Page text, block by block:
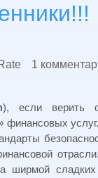
1
), если верить
финансовых
ширмой